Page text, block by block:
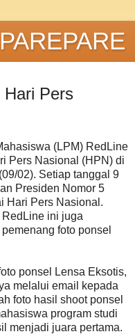
Hari Pers
(LPM) RedLine
Pers Nasional (HPN) di
02). Setiap tanggal 9
Presiden Nomor 5
Hari Pers Nasional.
ini juga
foto ponsel
ponsel Lensa Eksotis,
melalui email kepada
foto hasil shoot ponsel
program studi
menjadi juara pertama.